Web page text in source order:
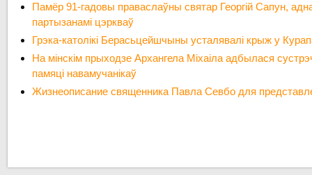
Памёр 91-гадовы праваслаўны святар Георгій Сапун,
партызанамі цэркваў
Грэка-католікі Берасьцейшчыны усталявалі крыж у
На мінскім прыходзе Архангела Міхаіла адбылася
памяці навамучанікаў
Жизнеописание священника Павла Севбо для